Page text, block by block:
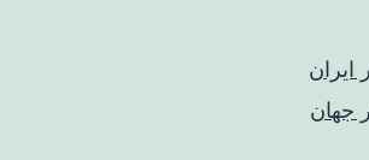
جهان